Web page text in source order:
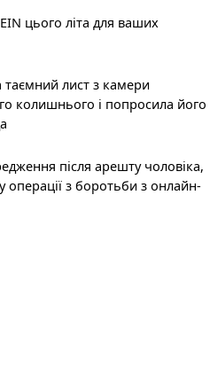
цього літа для ваших
лист з камери
колишнього і попросила його
після арешту чоловіка,
операції з боротьби з онлайн-